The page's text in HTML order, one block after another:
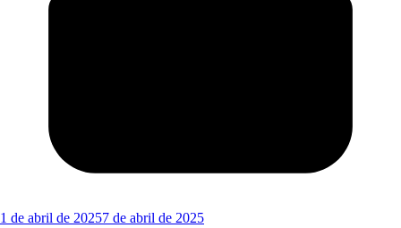
1 de abril de 20257 de abril de 2025